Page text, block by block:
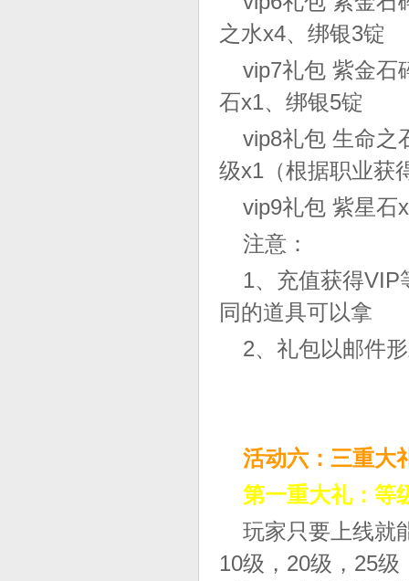
之水x4、绑银3锭
vip7礼包 紫金石
石x1、绑银5锭
vip8礼包 生命之
级x1（根据职业获
vip9礼包 紫星石
注意：
1、充值获得
同的道具可以拿
2、礼包以邮件
活动六：三重
第一重大礼：等
玩家只要上线就
10级，20级，25